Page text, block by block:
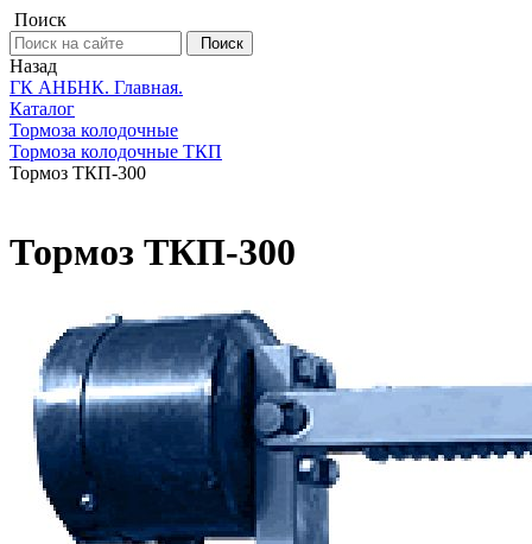
Поиск
Поиск
Назад
ГК АНБНК. Главная.
Каталог
Тормоза колодочные
Тормоза колодочные ТКП
Тормоз ТКП-300
Тормоз ТКП-300